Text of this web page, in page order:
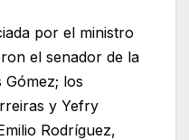
por el ministro
el senador de la
Gómez; los
y Yefry
Rodríguez,